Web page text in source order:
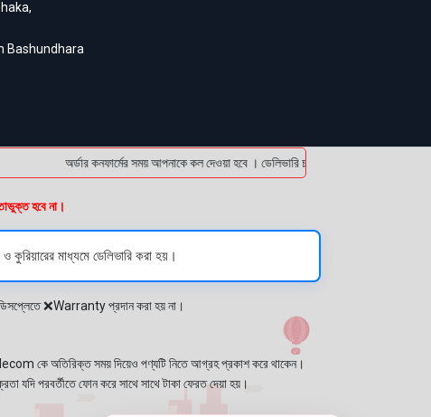
Bashundhara
অর্ডার কনফার্মের সময় আপনাকে কল দেওয়া হবে । ডেলিভারি চার্জটা অগ্রিম (bKash/
হবে না।
মাধ্যমে ডেলিভারি করা হয়।
❌Warranty প্রদান করা হয় না।
কে অতিরিক্ত সময় দিয়েও পণ্যটি নিতে আগ্রহ প্রকাশ করে থাকেন।
যদি পরবর্তীতে ফোন করে সাথে সাথে টাকা ফেরত দেয়া হয়।